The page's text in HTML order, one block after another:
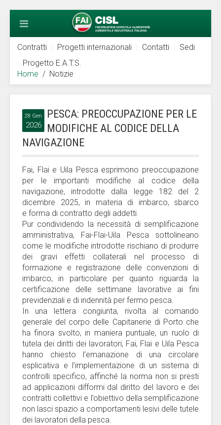
Contratti Progetti internazionali Contatti
Sedi
Progetto E.A.T.S.
Home
Notizie
28 Gen
2026
PESCA: PREOCCUPAZIONE PER LE
MODIFICHE AL CODICE DELLA
NAVIGAZIONE
Fai, Flai e Uila Pesca esprimono preoccupazione
per le importanti modifiche al codice della
navigazione, introdotte dalla legge 182 del 2
dicembre 2025, in materia di imbarco, sbarco
e forma di contratto degli addetti.
Pur condividendo la necessità di semplificazione
amministrativa, Fai-Flai-Uila Pesca sottolineano
come le modifiche introdotte rischiano di produrre
dei gravi effetti collaterali nel processo di
formazione e registrazione delle convenzioni di
imbarco, in particolare per quanto riguarda la
certificazione delle settimane lavorative ai fini
previdenziali e di indennità per fermo pesca.
In una lettera congiunta, rivolta al comando
generale del corpo delle Capitanerie di Porto che
ha finora svolto, in maniera puntuale, un ruolo di
tutela dei diritti dei lavoratori, Fai, Flai e Uila Pesca
hanno chiesto l’emanazione di una circolare
esplicativa e l’implementazione di un sistema di
controlli specifico, affinché la norma non si presti
ad applicazioni difformi dal diritto del lavoro e dei
contratti collettivi e l’obiettivo della semplificazione
non lasci spazio a comportamenti lesivi delle tutele
dei lavoratori della pesca.